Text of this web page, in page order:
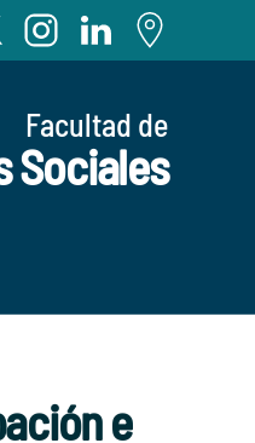
Facultad de
Sociales
e